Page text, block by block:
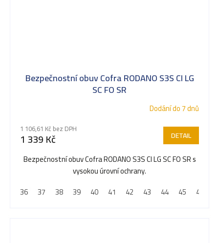
Bezpečnostní obuv Cofra RODANO S3S CI LG
SC FO SR
Dodání do 7 dnů
1 106,61 Kč bez DPH
1 339 Kč DETAIL
Bezpečnostní obuv Cofra RODANO S3S CI LG SC FO SR s
vysokou úrovní ochrany.
36
37 38 39 40 41 42 43 44 45 46